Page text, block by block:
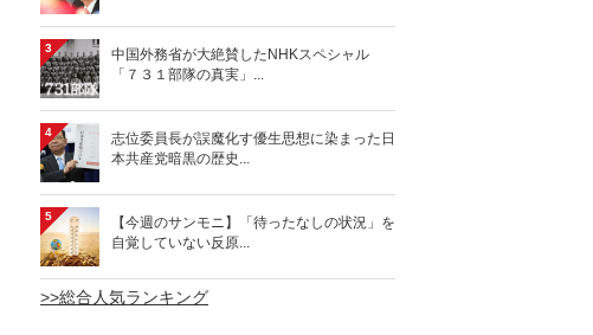
3
中国外務省が大絶賛したNHKスペシャル
「７３１部隊の真実」...
4
志位委員長が誤魔化す優生思想に染まった日
本共産党暗黒の歴史...
5
【今週のサンモニ】「待ったなしの状況」を
自覚していない反原...
>>総合人気ランキング